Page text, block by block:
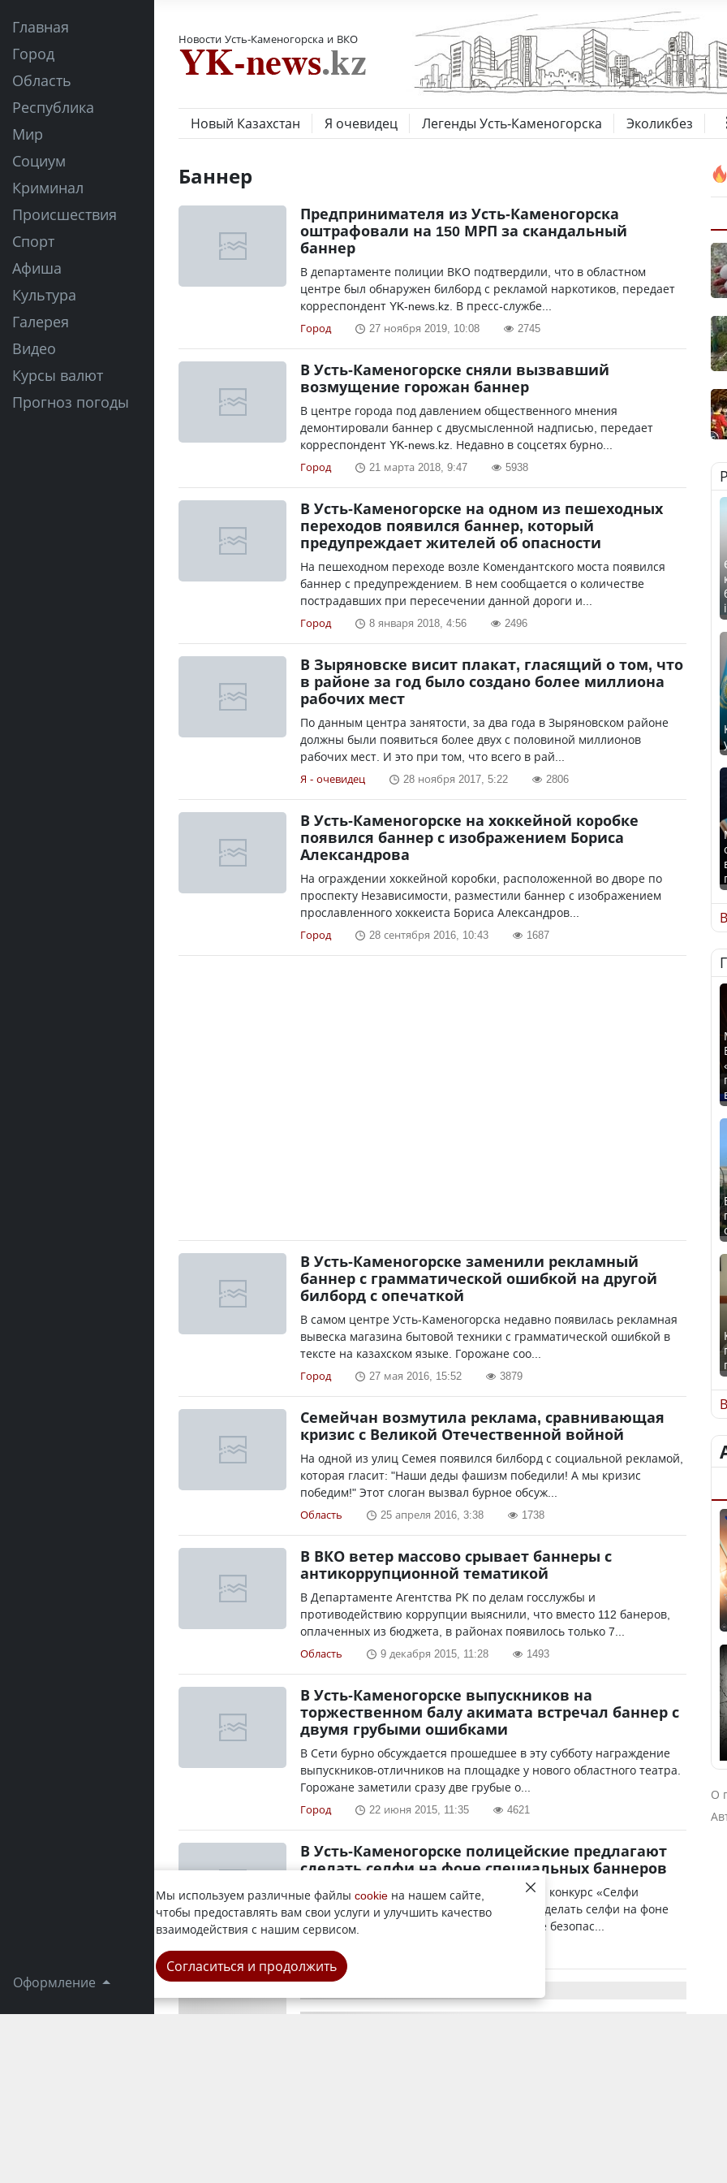
Главная
Город
Область
Республика
Мир
Социум
Криминал
Происшествия
Спорт
Афиша
Культура
Галерея
Видео
Курсы валют
Прогноз погоды
Оформление
Новости Усть-Каменогорска и ВКО
Новый Казахстан Я очевидец Легенды Усть-Каменогорска Эколикбез
Баннер
Предпринимателя из Усть-Каменогорска
оштрафовали на 150 МРП за скандальный
баннер
В департаменте полиции ВКО подтвердили, что в областном
центре был обнаружен билборд с рекламой наркотиков, передает
корреспондент YK-news.kz. В пресс-службе...
Город 27 ноября 2019, 10:08 2745
В Усть-Каменогорске сняли вызвавший
возмущение горожан баннер
В центре города под давлением общественного мнения
демонтировали баннер с двусмысленной надписью, передает
корреспондент YK-news.kz. Недавно в соцсетях бурно...
Город 21 марта 2018, 9:47 5938
В Усть-Каменогорске на одном из пешеходных
переходов появился баннер, который
предупреждает жителей об опасности
На пешеходном переходе возле Комендантского моста появился
баннер с предупреждением. В нем сообщается о количестве
пострадавших при пересечении данной дороги и...
Город 8 января 2018, 4:56 2496
В Зыряновске висит плакат, гласящий о том, что
в районе за год было создано более миллиона
рабочих мест
По данным центра занятости, за два года в Зыряновском районе
должны были появиться более двух с половиной миллионов
рабочих мест. И это при том, что всего в рай...
Я - очевидец 28 ноября 2017, 5:22 2806
В Усть-Каменогорске на хоккейной коробке
появился баннер с изображением Бориса
Александрова
На ограждении хоккейной коробки, расположенной во дворе по
проспекту Независимости, разместили баннер с изображением
прославленного хоккеиста Бориса Александров...
Город 28 сентября 2016, 10:43 1687
В Усть-Каменогорске заменили рекламный
баннер с грамматической ошибкой на другой
билборд с опечаткой
В самом центре Усть-Каменогорска недавно появилась рекламная
вывеска магазина бытовой техники с грамматической ошибкой в
тексте на казахском языке. Горожане соо...
Город 27 мая 2016, 15:52 3879
Семейчан возмутила реклама, сравнивающая
кризис с Великой Отечественной войной
На одной из улиц Семея появился билборд с социальной рекламой,
которая гласит: "Наши деды фашизм победили! А мы кризис
победим!" Этот слоган вызвал бурное обсуж...
Область 25 апреля 2016, 3:38 1738
В ВКО ветер массово срывает баннеры с
антикоррупционной тематикой
В Департаменте Агентства РК по делам госслужбы и
противодействию коррупции выяснили, что вместо 112 банеров,
оплаченных из бюджета, в районах появилось только 7...
Область 9 декабря 2015, 11:28 1493
В Усть-Каменогорске выпускников на
торжественном балу акимата встречал баннер с
двумя грубыми ошибками
В Сети бурно обсуждается прошедшее в эту субботу награждение
выпускников-отличников на площадке у нового областного театра.
Горожане заметили сразу две грубые о...
Город 22 июня 2015, 11:35 4621
В Усть-Каменогорске полицейские предлагают
сделать селфи на фоне специальных баннеров
Департамент внутренних дел ВКО объявил конкурс «Селфи
безопасности». Полицейские предлагают сделать селфи на фоне
баннеров, привлекающих внимание к теме безопас...
Город
О
Мы используем различные файлы cookie на нашем сайте,
чтобы предоставлять вам свои услуги и улучшить качество
взаимодействия с нашим сервисом.
Согласиться и продолжить